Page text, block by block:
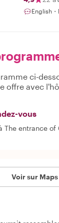
English
ci-
offre avec
vous
The entrance
Voir sur Maps